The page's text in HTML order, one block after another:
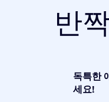
반
독특한
세요!